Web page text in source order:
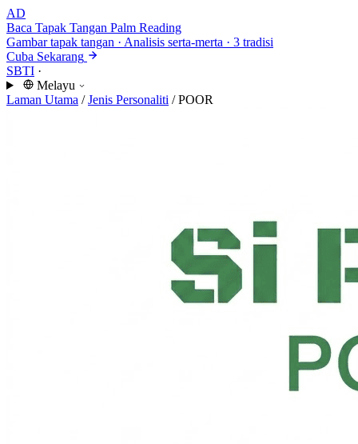
AD
Baca Tapak Tangan Palm Reading
Gambar tapak tangan · Analisis serta-merta · 3 tradisi
Cuba Sekarang
SBTI ·
Melayu
Laman Utama / Jenis Personaliti / POOR